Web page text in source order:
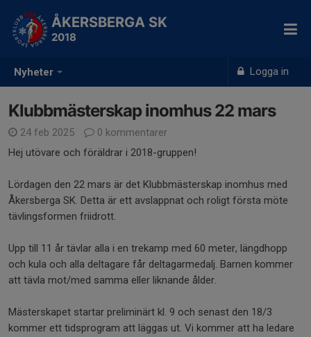
Nyheter Logga in
ÅKERSBERGA SK
2018
Klubbmästerskap inomhus 22 mars
24 feb 2025
0 kommentarer
Hej utövare och föräldrar i 2018-gruppen!
Lördagen den 22 mars är det Klubbmästerskap inomhus med
Åkersberga SK. Detta är ett avslappnat och roligt första möte
tävlingsformen friidrott.
Upp till 11 år tävlar alla i en trekamp med 60 meter, längdhopp
och kula och alla deltagare får deltagarmedalj. Barnen kommer
att tävla mot/med samma eller liknande ålder.
Mästerskapet startar preliminärt kl. 9 och senast den 18/3
kommer ett tidsprogram att läggas ut. Vi kommer att ha ledare